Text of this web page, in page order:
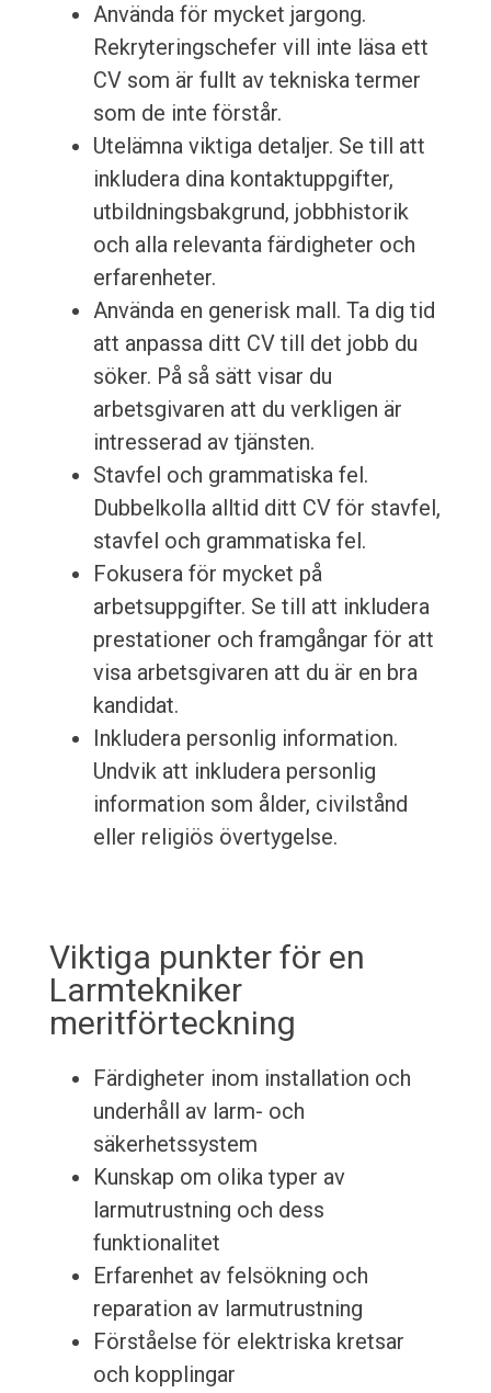
Använda för mycket jargong.
Rekryteringschefer vill inte läsa ett
CV som är fullt av tekniska termer
som de inte förstår.
Utelämna viktiga detaljer. Se till att
inkludera dina kontaktuppgifter,
utbildningsbakgrund, jobbhistorik
och alla relevanta färdigheter och
erfarenheter.
Använda en generisk mall. Ta dig tid
att anpassa ditt CV till det jobb du
söker. På så sätt visar du
arbetsgivaren att du verkligen är
intresserad av tjänsten.
Stavfel och grammatiska fel.
Dubbelkolla alltid ditt CV för stavfel,
stavfel och grammatiska fel.
Fokusera för mycket på
arbetsuppgifter. Se till att inkludera
prestationer och framgångar för att
visa arbetsgivaren att du är en bra
kandidat.
Inkludera personlig information.
Undvik att inkludera personlig
information som ålder, civilstånd
eller religiös övertygelse.
Viktiga punkter för en
Larmtekniker
meritförteckning
Färdigheter inom installation och
underhåll av larm- och
säkerhetssystem
Kunskap om olika typer av
larmutrustning och dess
funktionalitet
Erfarenhet av felsökning och
reparation av larmutrustning
Förståelse för elektriska kretsar
och kopplingar